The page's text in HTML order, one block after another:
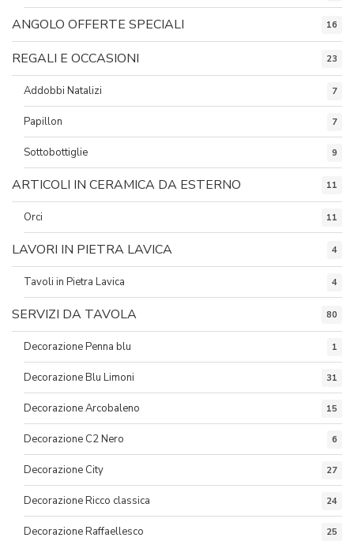
ANGOLO OFFERTE SPECIALI 16
REGALI E OCCASIONI 23
Addobbi Natalizi 7
Papillon 7
Sottobottiglie 9
ARTICOLI IN CERAMICA DA ESTERNO 11
Orci 11
LAVORI IN PIETRA LAVICA 4
Tavoli in Pietra Lavica 4
SERVIZI DA TAVOLA 80
Decorazione Penna blu 1
Decorazione Blu Limoni 31
Decorazione Arcobaleno 15
Decorazione C2 Nero 6
Decorazione City 27
Decorazione Ricco classica 24
Decorazione Raffaellesco 25